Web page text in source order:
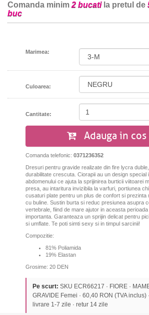
Comanda minim 2 bucatila pretul de
buc
Marimea:
Culoarea:
Cantitate:
Adauga in cos
Comanda telefonic: 0371236352
Dresuri pentru gravide realizate din fire lycra
durabilitate crescuta. Ciorapii au un design special
abdomenului ce ajuta la sprijinirea burticii viitoarei
presa, au intaritura invizibila la varfuri, portiunea
cusaturi plate pentru un plus de confort si prezinta
cu buline. Sustin burta si reduc presiunea asupra
vertebrale, fiind de mare ajutor in aceasta
importanta. Garanteaza un sprijin delicat pentru
si umflate. Te poti simti sexy si in timpul sarcinii!
Compozitie:
81% Poliamida
19% Elastan
Grosime: 20 DEN
Pe scurt: SKU ECR66217 · FIORE ·
GRAVIDE Femei · 60,40 RON (TVA inclus)
livrare 1-7 zile · retur 14 zile